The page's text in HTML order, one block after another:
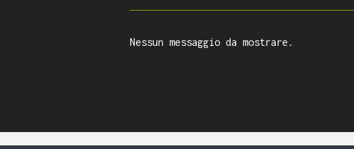
Nessun messaggio da mostrare.